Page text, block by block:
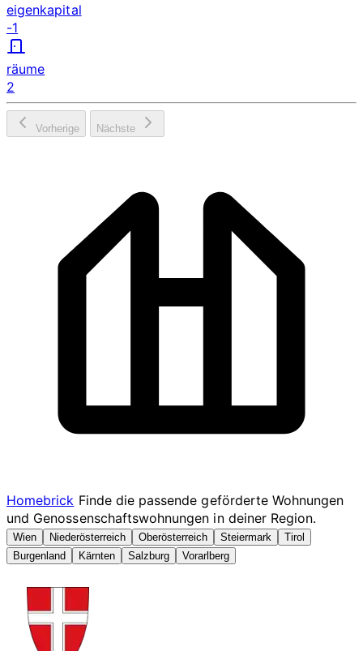
eigenkapital
-1
räume
2
Vorherige Nächste
Homebrick Finde die passende geförderte Wohnungen
und Genossenschaftswohnungen in deiner Region.
Wien Niederösterreich Oberösterreich Steiermark
Tirol
Burgenland
Kärnten Salzburg Vorarlberg